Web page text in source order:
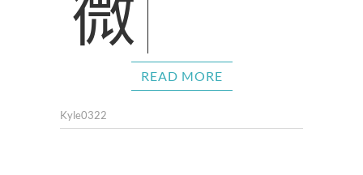
READ MORE
Kyle0322